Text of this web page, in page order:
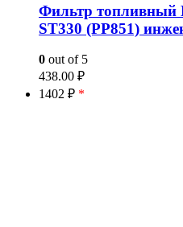
Фильтр топливный
ST330 (PP851)
0 out of 5
438.00 ₽
1402 ₽ *